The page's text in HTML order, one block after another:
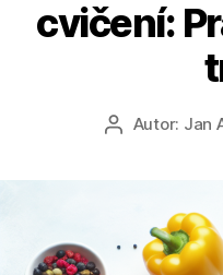
cvičení:
AutorAutor: Jan